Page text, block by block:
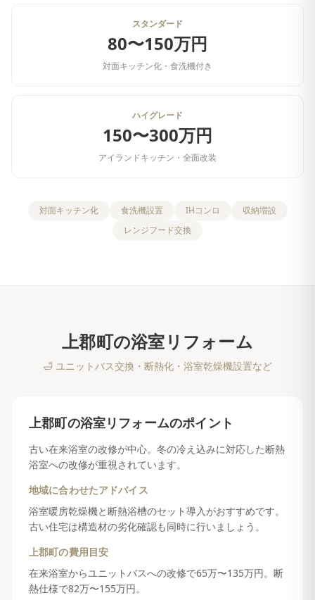
スタンダード
80〜150万円
対面キッチン化・食洗機付き
ハイグレード
150〜300万円
アイランドキッチン・全面改装
対面キッチン化 食洗機設置 IHコンロ
収納増設
レンジフード交換
上郡町の浴室リフォーム
🛁 ユニットバス交換・断熱化・浴室乾燥機設置など
上郡町 の浴室リフォームのポイント
古い在来浴室の改修が中心。冬の冷え込みに対応した断熱
浴室への改修が重視されています。
地域に合わせたアドバイス
浴室暖房乾燥機と断熱浴槽のセット導入がおすすめです。
古い住宅は構造材の劣化確認も同時に行いましょう。
上郡町の費用目安
在来浴室からユニットバスへの改修で65万〜135万円。断
熱仕様で82万〜155万円。